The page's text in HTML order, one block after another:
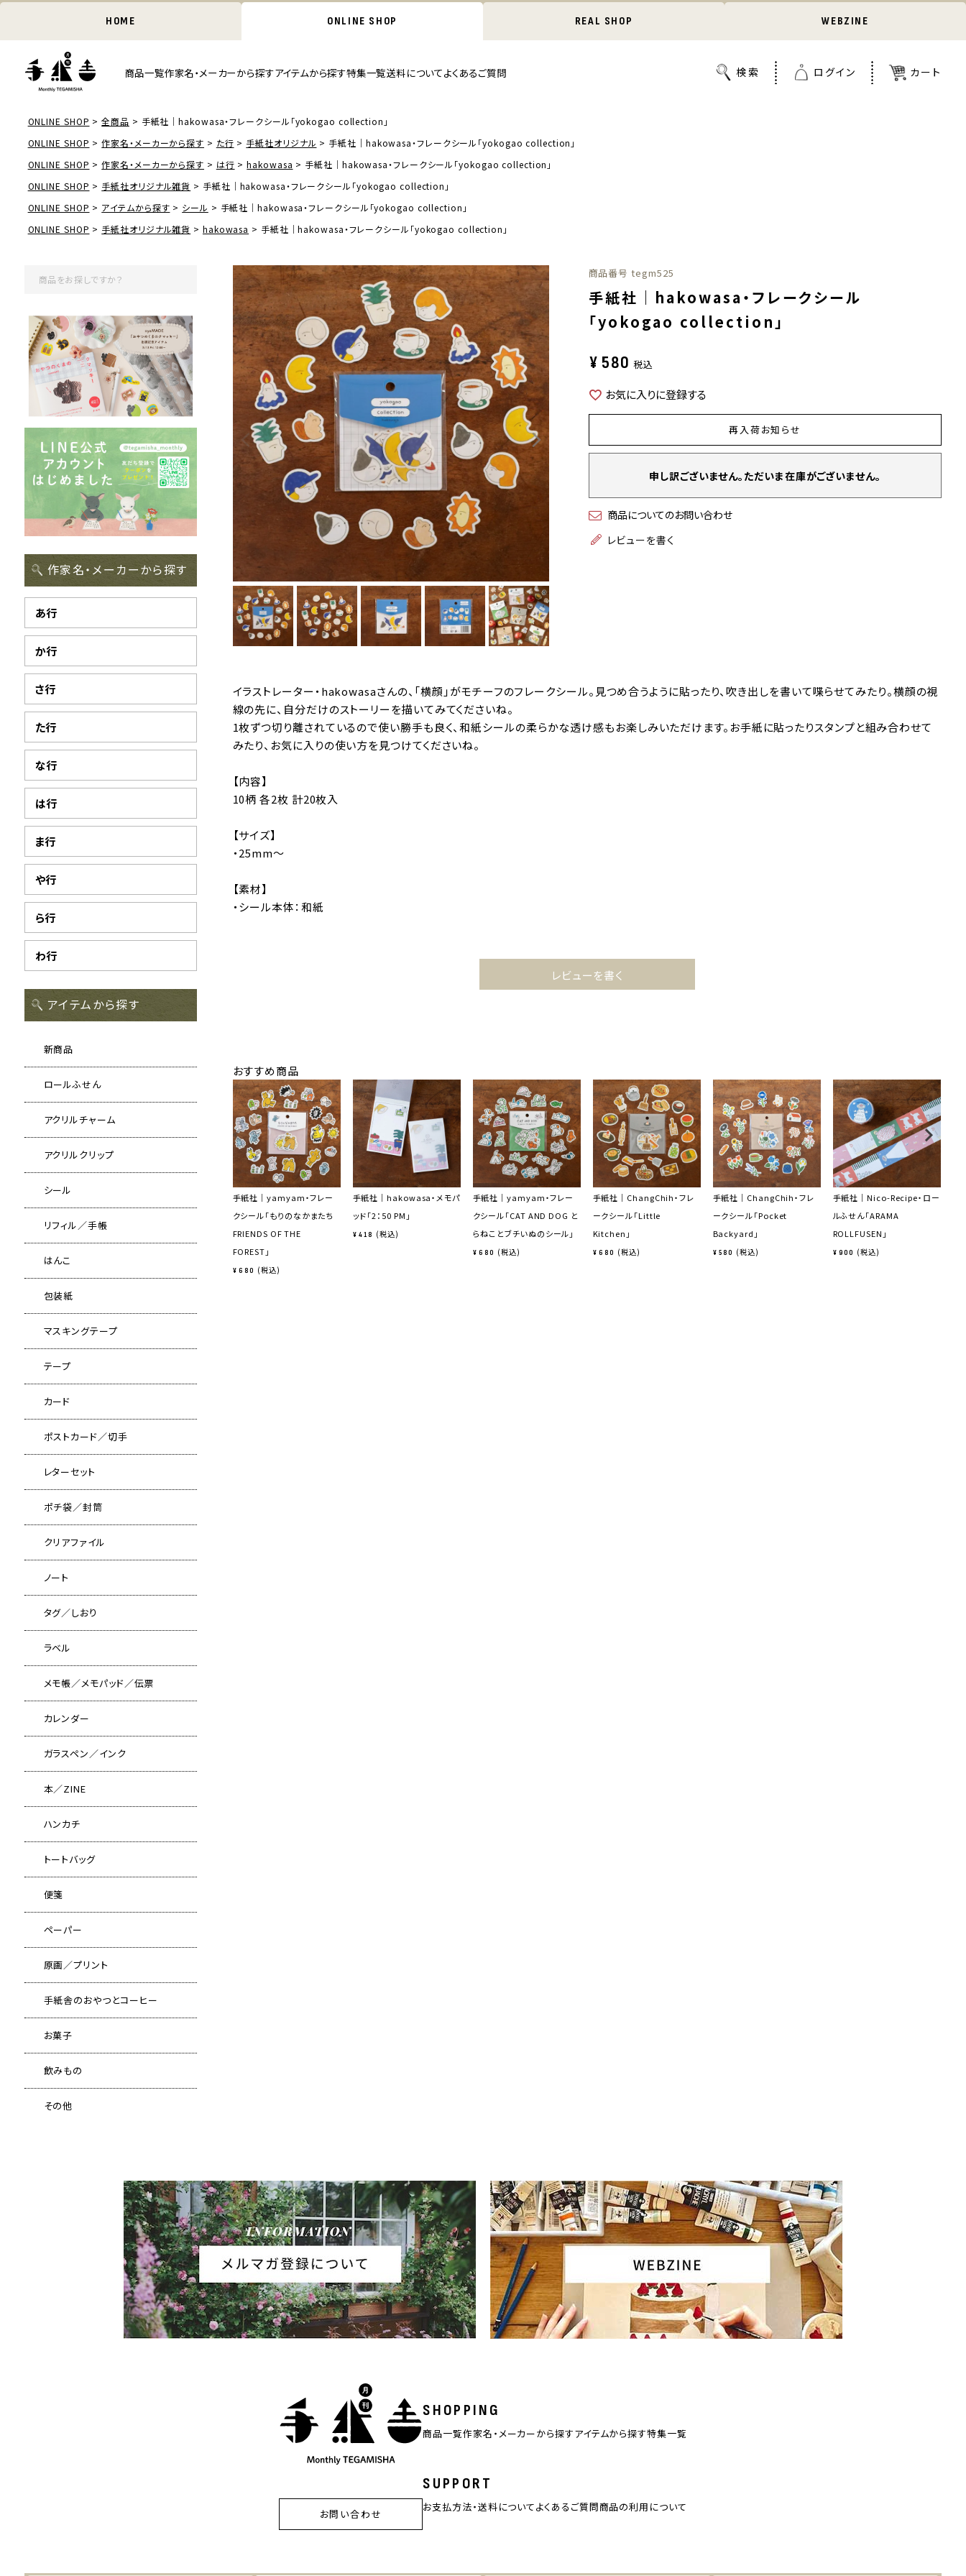
HOME ONLINE SHOP REAL SHOP WEBZINE
商品一覧作家名・メーカーから探すアイテムから探す特集一覧送料についてよくあるご質問
ONLINE SHOP 全商品
手紙社｜hakowasa・フレークシール「yokogao collection」
ONLINE SHOP
作家名・メーカーから探す た行 手紙社オリジナル
手紙社｜hakowasa・フレークシール「yokogao collection」
ONLINE SHOP
作家名・メーカーから探す は行 hakowasa
手紙社｜hakowasa・フレークシール「yokogao collection」
ONLINE SHOP
手紙社オリジナル雑貨
手紙社｜hakowasa・フレークシール「yokogao collection」
ONLINE SHOP
アイテムから探す シール
手紙社｜hakowasa・フレークシール「yokogao collection」
ONLINE SHOP
手紙社オリジナル雑貨 hakowasa 手紙社｜hakowasa・フレークシール「yokogao collection」
作家名・メーカーから探す
あ行
か行
さ行
た行
な行
は行
ま行
や行
ら行
わ行
アイテムから探す
新商品
ロールふせん
アクリルチャーム
アクリルクリップ
シール
リフィル／手帳
はんこ
包装紙
マスキングテープ
テープ
カード
ポストカード／切手
レターセット
ポチ袋／封筒
クリアファイル
ノート
タグ／しおり
ラベル
メモ帳／メモパッド／伝票
カレンダー
ガラスペン／インク
本／ZINE
ハンカチ
トートバッグ
便箋
ペーパー
原画／プリント
手紙舎のおやつとコーヒー
お菓子
飲みもの
その他
商品番号 tegm525
手紙社｜hakowasa・フレークシール
「yokogao collection」
¥ 580 税込
お気に入りに登録する
再入荷お知らせ
申し訳ございません。ただいま在庫がございません。
商品についてのお問い合わせ
レビューを書く
イラストレーター・hakowasaさんの、「横顔」がモチーフのフレークシール。見つめ合うように貼ったり、吹き出しを書いて喋らせてみたり。横顔の視
線の先に、自分だけのストーリーを描いてみてくださいね。
1枚ずつ切り離されているので使い勝手も良く、和紙シールの柔らかな透け感もお楽しみいただけます。お手紙に貼ったりスタンプと組み合わせて
みたり、お気に入りの使い方を見つけてくださいね。
【内容】
10柄 各2枚 計20枚入
【サイズ】
・25mm〜
【素材】
・シール本体：和紙
レビューを書く
おすすめ商品
手紙社｜yamyam・フレー
クシール「もりのなかまたち
FRIENDS OF THE
FOREST」
¥ 680 税込
手紙社｜hakowasa・メモパ
ッド「2：50 PM」
¥ 418 税込
手紙社｜yamyam・フレー
クシール「CAT AND DOG と
らねことブチいぬのシール」
¥ 680 税込
手紙社｜ChangChih・フレ
ークシール「Little
Kitchen」
¥ 680 税込
手紙社｜ChangChih・フレ
ークシール「Pocket
Backyard」
¥ 580 税込
手紙社｜Nico-Recipe・ロー
ルふせん「ARAMA
ROLLFUSEN」
¥ 900 税込
SHOPPING
商品一覧作家名・メーカーから探すアイテムから探す特集一覧
SUPPORT
お支払方法・送料についてよくあるご質問商品の利用について
お問い合わせ